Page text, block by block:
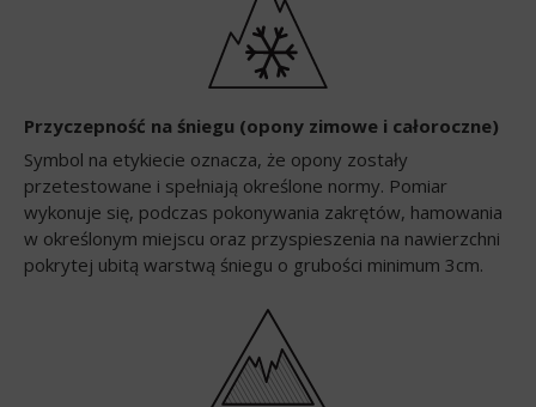
Przyczepność na śniegu (opony zimowe i całoroczne)
Symbol na etykiecie oznacza, że opony zostały
przetestowane i spełniają określone normy. Pomiar
wykonuje się, podczas pokonywania zakrętów, hamowania
w określonym miejscu oraz przyspieszenia na nawierzchni
pokrytej ubitą warstwą śniegu o grubości minimum 3cm.